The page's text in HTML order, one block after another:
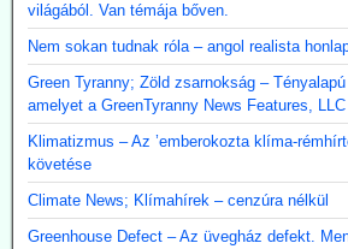
világából. Van témája bőven.
Nem sokan tudnak róla – angol realista
Green Tyranny; Zöld zsarnokság –
amelyet a GreenTyranny News Features,
Klimatizmus – Az ’emberokozta klíma-
követése
Climate News; Klímahírek – cenzúra nélkül
Greenhouse Defect – Az üvegház defekt.